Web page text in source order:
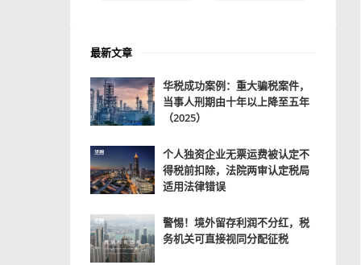
最新文章
华税成功案例：重大骗税案件，
当事人刑期由十年以上降至五年
（2025）
个人独资企业无票运费被认定不
得税前扣除，法院两审认定税局
适用法律错误
警惕！境外留存利润不分红，税
务机关可直接视同分配征税